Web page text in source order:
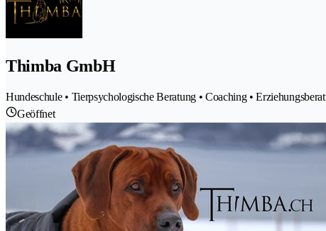
Thimba GmbH
Hundeschule • Tierpsychologische Beratung • Coaching •
Geöffnet